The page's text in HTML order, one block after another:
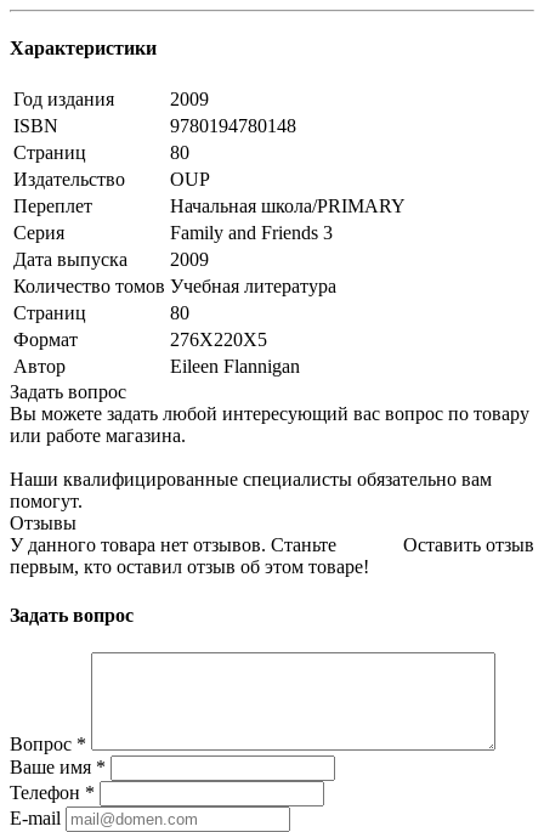
Характеристики
Год издания
2009
ISBN
9780194780148
Страниц
80
Издательство
OUP
Переплет
Начальная школа/PRIMARY
Серия
Family and Friends 3
Дата выпуска
2009
Количество томов Учебная литература
Страниц
80
Формат
276Х220Х5
Автор
Eileen Flannigan
Задать вопрос
Вы можете задать любой интересующий вас вопрос по товару
или работе магазина.
Наши квалифицированные специалисты обязательно вам
помогут.
Отзывы
Оставить отзыв
У данного товара нет отзывов. Станьте
первым, кто оставил отзыв об этом товаре!
Задать вопрос
Вопрос *
Ваше имя *
Телефон *
E-mail